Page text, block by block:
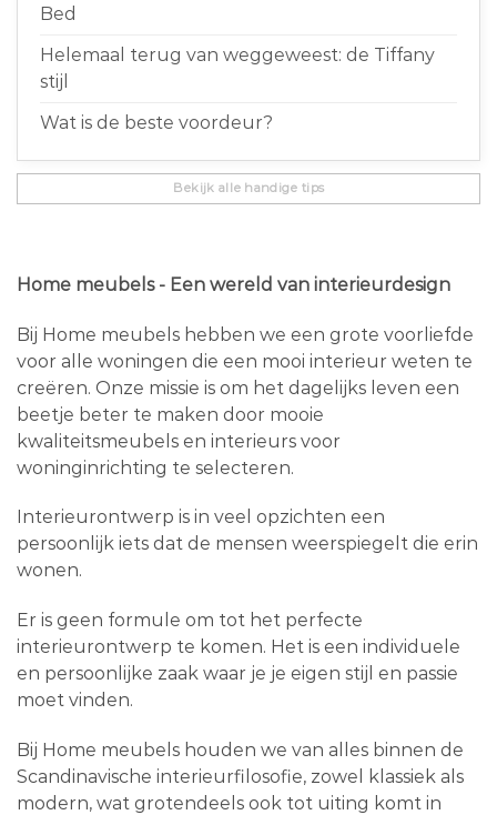
Bed
Helemaal terug van weggeweest: de Tiffany
stijl
Wat is de beste voordeur?
Bekijk alle handige tips
Home meubels - Een wereld van interieurdesign
Bij Home meubels hebben we een grote voorliefde
voor alle woningen die een mooi interieur weten te
creëren. Onze missie is om het dagelijks leven een
beetje beter te maken door mooie
kwaliteitsmeubels en interieurs voor
woninginrichting te selecteren.
Interieurontwerp is in veel opzichten een
persoonlijk iets dat de mensen weerspiegelt die erin
wonen.
Er is geen formule om tot het perfecte
interieurontwerp te komen. Het is een individuele
en persoonlijke zaak waar je je eigen stijl en passie
moet vinden.
Bij Home meubels houden we van alles binnen de
Scandinavische interieurfilosofie, zowel klassiek als
modern, wat grotendeels ook tot uiting komt in